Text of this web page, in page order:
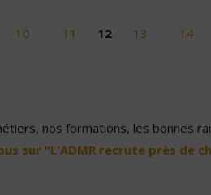
10 11 12 13 14
nos formations, les bonnes
sur "L'ADMR recrute près de